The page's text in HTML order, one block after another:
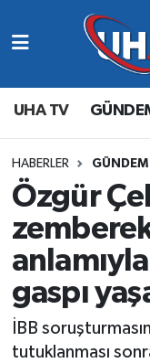
UHA TV
HABERLER GÜNDEM
Özgür
gaspı
İBB
tutuklanması
Abone Ol
Gündem
Ekonomi
Magazin
Siyaset
Spor
Yaşam
Nöbetçi
Hava Durumu
Namaz
Trafik Durumu
Süper Lig
Tüm
Son Dakika